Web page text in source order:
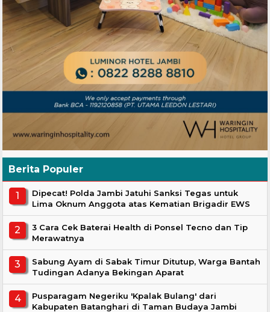
Berita Populer
Dipecat! Polda Jambi Jatuhi Sanksi Tegas untuk
Lima Oknum Anggota atas Kematian Brigadir EWS
3 Cara Cek Baterai Health di Ponsel Tecno dan Tip
Merawatnya
Sabung Ayam di Sabak Timur Ditutup, Warga Bantah
Tudingan Adanya Bekingan Aparat
Pusparagam Negeriku 'Kpalak Bulang' dari
Kabupaten Batanghari di Taman Budaya Jambi